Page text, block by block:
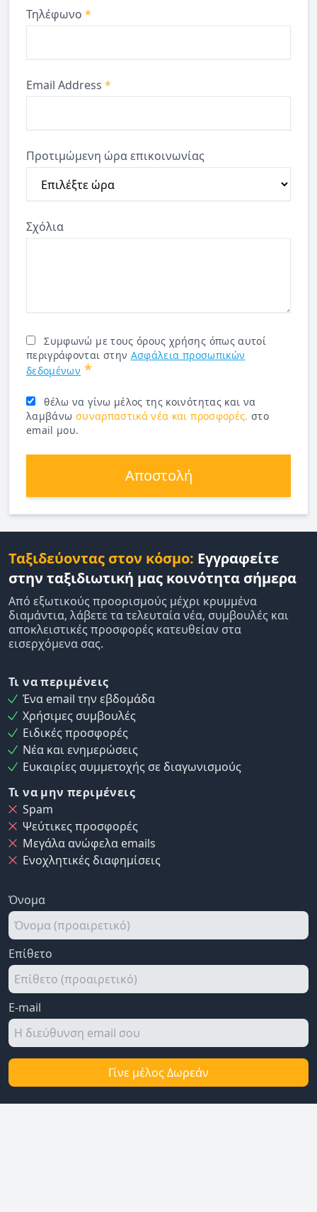
Τηλέφωνο *
Email Address *
Προτιμώμενη ώρα επικοινωνίας
Σχόλια
Συμφωνώ με τους όρους χρήσης όπως αυτοί
περιγράφονται στην Ασφάλεια προσωπικών
δεδομένων *
θέλω να γίνω μέλος της κοινότητας και να
λαμβάνω συναρπαστικά νέα και προσφορές. στο
email μου.
Αποστολή
Ταξιδεύοντας στον κόσμο: Εγγραφείτε
στην ταξιδιωτική μας κοινότητα σήμερα
Από εξωτικούς προορισμούς μέχρι κρυμμένα
διαμάντια, λάβετε τα τελευταία νέα, συμβουλές και
αποκλειστικές προσφορές κατευθείαν στα
εισερχόμενα σας.
Τι να περιμένεις
Ένα email την εβδομάδα
Χρήσιμες συμβουλές
Ειδικές προσφορές
Νέα και ενημερώσεις
Ευκαιρίες συμμετοχής σε διαγωνισμούς
Τι να μην περιμένεις
Spam
Ψεύτικες προσφορές
Μεγάλα ανώφελα emails
Ενοχλητικές διαφημίσεις
Όνομα
Επίθετο
E-mail
Γίνε μέλος Δωρεάν